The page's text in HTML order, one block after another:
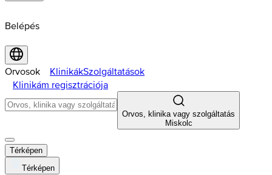
Belépés
Orvosok KlinikákSzolgáltatások
Klinikám regisztrációja
Orvos, klinika vagy szolgáltatás
Miskolc
Térképen
Térképen